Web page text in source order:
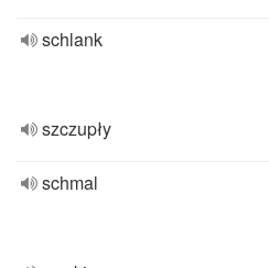
schlank
szczupły
schmal